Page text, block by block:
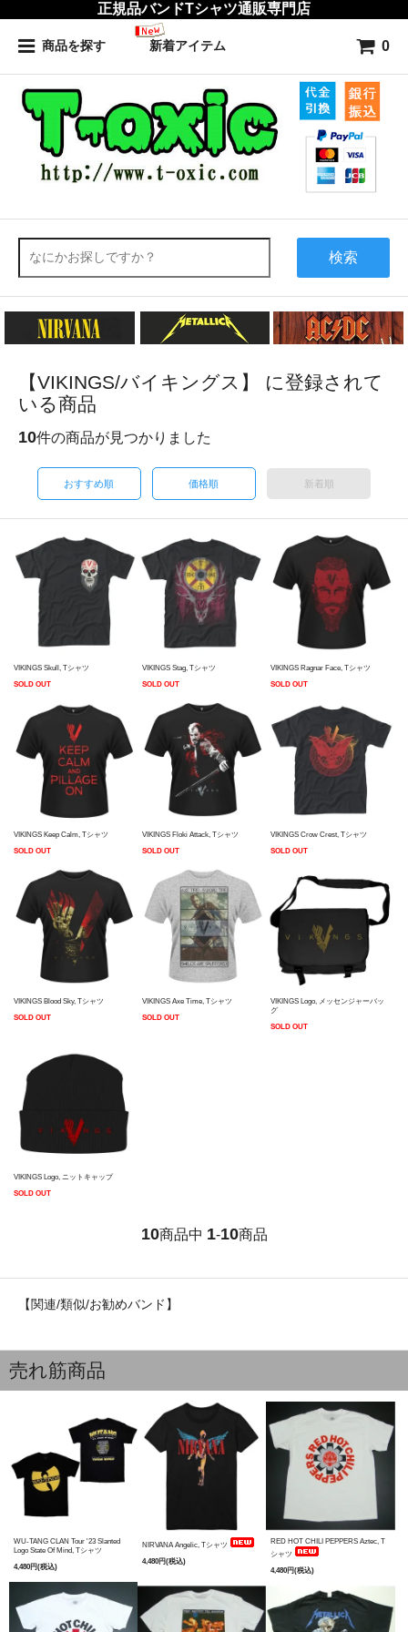
正規品バンドTシャツ通販専門店
商品を探す 新着アイテム 0
検索
【VIKINGS/バイキングス】 に登録されて
いる商品
10件の商品が見つかりました
おすすめ順 価格順 新着順
VIKINGS Skull, Tシャツ
SOLD OUT
VIKINGS Stag, Tシャツ
SOLD OUT
VIKINGS Ragnar Face, Tシャツ
SOLD OUT
VIKINGS Keep Calm, Tシャツ
SOLD OUT
VIKINGS Floki Attack, Tシャツ
SOLD OUT
VIKINGS Crow Crest, Tシャツ
SOLD OUT
VIKINGS Blood Sky, Tシャツ
SOLD OUT
VIKINGS Axe Time, Tシャツ
SOLD OUT
VIKINGS Logo, メッセンジャーバッ
グ
SOLD OUT
VIKINGS Logo, ニットキャップ
SOLD OUT
10商品中 1-10商品
【関連/類似/お勧めバンド】
売れ筋商品
WU-TANG CLAN Tour '23 Slanted
Logo State Of Mind, Tシャツ
4,480円(税込)
NIRVANA Angelic, Tシャツ
4,480円(税込)
RED HOT CHILI PEPPERS Aztec, T
シャツ
4,480円(税込)